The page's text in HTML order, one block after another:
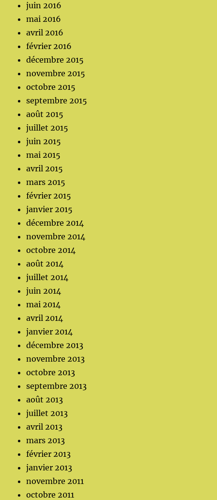
juin 2016
mai 2016
avril 2016
février 2016
décembre 2015
novembre 2015
octobre 2015
septembre 2015
août 2015
juillet 2015
juin 2015
mai 2015
avril 2015
mars 2015
février 2015
janvier 2015
décembre 2014
novembre 2014
octobre 2014
août 2014
juillet 2014
juin 2014
mai 2014
avril 2014
janvier 2014
décembre 2013
novembre 2013
octobre 2013
septembre 2013
août 2013
juillet 2013
avril 2013
mars 2013
février 2013
janvier 2013
novembre 2011
octobre 2011